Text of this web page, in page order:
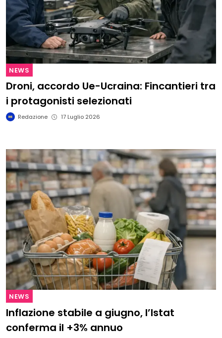
NEWS
Droni, accordo Ue-Ucraina: Fincantieri tra
i protagonisti selezionati
Redazione 17 Luglio 2026
NEWS
Inflazione stabile a giugno, l’Istat
conferma il +3% annuo